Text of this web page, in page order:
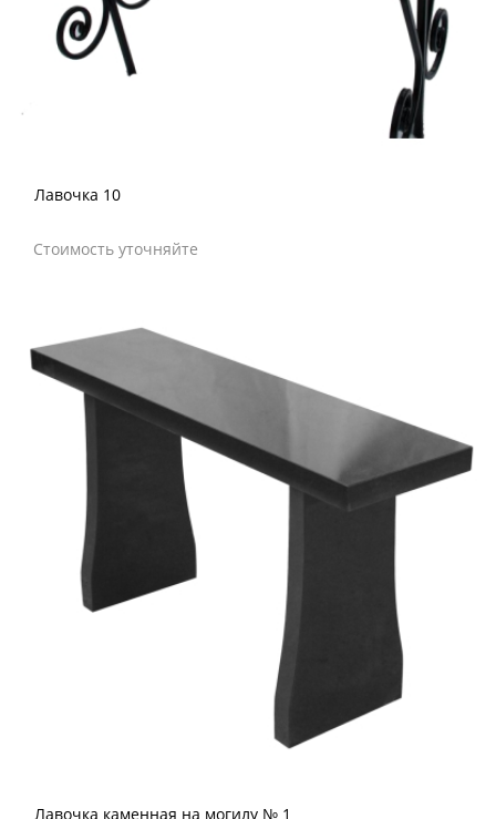
Лавочка 10
Стоимость уточняйте
Лавочка каменная на могилу № 1